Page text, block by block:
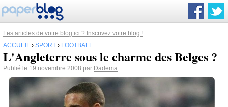
Les articles de votre blog ici ? Inscrivez votre blog !
ACCUEIL › SPORT › FOOTBALL
L'Angleterre sous le charme des Belges ?
Publié le 19 novembre 2008 par Dadema